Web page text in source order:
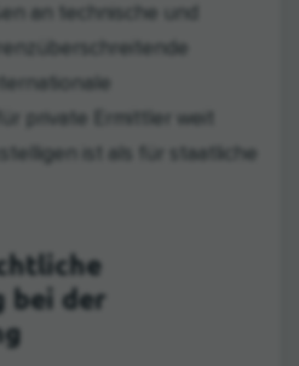
an technische und
private Ermittler weit
ist als für staatliche
bei der